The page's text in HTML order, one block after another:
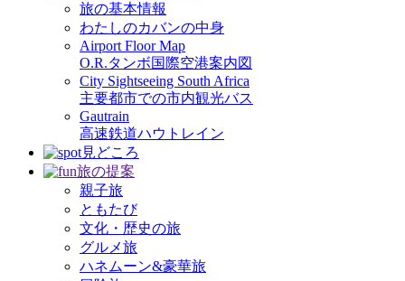
旅の基本情報
わたしのカバンの中身
Airport Floor Map
O.R.タンボ国際空港案内図
City Sightseeing South Africa
主要都市での市内観光バス
Gautrain
高速鉄道ハウトレイン
見どころ
旅の提案
親子旅
ともたび
文化・歴史の旅
グルメ旅
ハネムーン&豪華旅